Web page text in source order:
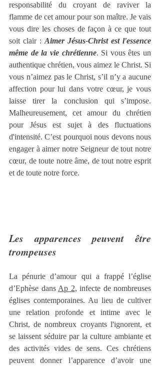
responsabilité du croyant de raviver la
flamme de cet amour pour son maître. Je vais
vous dire les choses de façon à ce que tout
soit clair : Aimer Jésus-Christ est l'essence
même de la vie chrétienne. Si vous êtes un
authentique chrétien, vous aimez le Christ. Si
vous n’aimez pas le Christ, s’il n’y a aucune
affection pour lui dans votre cœur, je vous
laisse tirer la conclusion qui s’impose.
Malheureusement, cet amour du chrétien
pour Jésus est sujet à des fluctuations
d'intensité. C’est pourquoi nous devons nous
engager à aimer notre Seigneur de tout notre
cœur, de toute notre âme, de tout notre esprit
et de toute notre force.
Les apparences peuvent être
trompeuses
La pénurie d’amour qui a frappé l’église
d’Ephèse dans Ap 2, infecte de nombreuses
églises contemporaines. Au lieu de cultiver
une relation profonde et intime avec le
Christ, de nombreux croyants l'ignorent, et
se laissent séduire par la culture ambiante et
des activités vides de sens. Ces chrétiens
peuvent donner l’apparence d’avoir une